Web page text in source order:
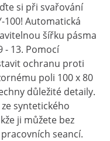
si při svařování
100! Automatická
šířku pásma
- 13. Pomocí
ochranu proti
poli 100 x 80
důležité detaily.
syntetického
ji můžete bez
seancí.